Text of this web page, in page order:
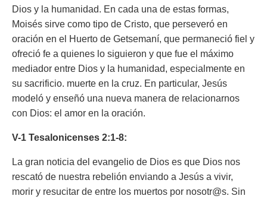
Dios y la humanidad. En cada una de estas formas,
Moisés sirve como tipo de Cristo, que perseveró en
oración en el Huerto de Getsemaní, que permaneció fiel y
ofreció fe a quienes lo siguieron y que fue el máximo
mediador entre Dios y la humanidad, especialmente en
su sacrificio. muerte en la cruz. En particular, Jesús
modeló y enseñó una nueva manera de relacionarnos
con Dios: el amor en la oración.
V-1 Tesalonicenses 2:1-8:
La gran noticia del evangelio de Dios es que Dios nos
rescató de nuestra rebelión enviando a Jesús a vivir,
morir y resucitar de entre los muertos por nosotr@s. Sin